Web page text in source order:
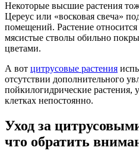
Некоторые высшие растения
Цереус или «восковая свеча»
помещений. Растение
мясистые стволы обильно
цветами.
А вот цитрусовые растения
отсутствии дополнительного
пойкилогидрические растения,
клетках непостоянно.
Уход за
что обратить